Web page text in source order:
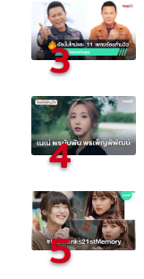
3
4
5